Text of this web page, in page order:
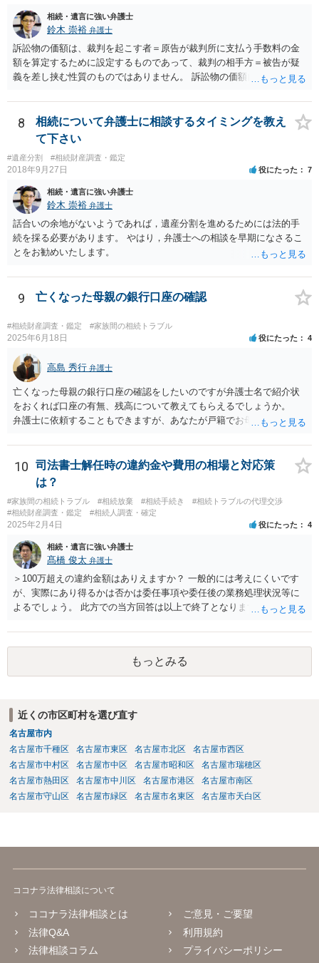
相続・遺言に強い弁護士
鈴木 崇裕 弁護士
訴訟物の価額は、裁判を起こす者＝原告が裁判所に支払う手数料の金
額を算定するために設定するものであって、裁判の相手方＝被告が疑
義を差し挟む性質のものではありません。 訴訟物の価額自体が裁判の
したとしても、変更されることはありません。
8
相続について弁護士に相談するタイミングを教え
て下さい
#遺産分割 #相続財産調査・鑑定
2018年9月27日 役にたった 7
相続・遺言に強い弁護士
鈴木 崇裕 弁護士
話合いの余地がないようであれば，遺産分割を進めるためには法的手
続を採る必要があります。 やはり，弁護士への相談を早期になさるこ
とをお勧めいたします。
9 亡くなった母親の銀行口座の確認
#相続財産調査・鑑定 #家族間の相続トラブル
2025年6月18日 役にたった 4
高島 秀行 弁護士
亡くなった母親の銀行口座の確認をしたいのですが弁護士名で紹介状
をおくれば口座の有無、残高について教えてもらえるでしょうか。
弁護士に依頼することもできますが、あなたが戸籍でお母さんの相続
高は教えてくれると思います。 自分ではよくわからないということ
であれば、弁護士に相談し依頼されたら良いと思います。
10
司法書士解任時の違約金や費用の相場と対応策
は？
#家族間の相続トラブル #相続放棄 #相続手続き
#相続トラブルの代理交渉
#相続財産調査・鑑定
#相続人調査・確定
2025年2月4日 役にたった 4
相続・遺言に強い弁護士
髙橋 俊太 弁護士
＞100万超えの違約金額はありえますか？ 一般的には考えにくいです
が、実際にあり得るかは否かは委任事項や委任後の業務処理状況等に
よるでしょう。 此方での当方回答は以上で終了となりますが、参考に
もっとみる
近くの市区町村を選び直す
名古屋市内
名古屋市千種区
名古屋市東区 名古屋市北区
名古屋市西区
名古屋市中村区
名古屋市中区 名古屋市昭和区
名古屋市瑞穂区
名古屋市熱田区
名古屋市中川区 名古屋市港区
名古屋市南区
名古屋市守山区
名古屋市緑区 名古屋市名東区 名古屋市天白区
ココナラ法律相談について
ココナラ法律相談とは
法律Q&A
法律相談コラム
ご意見・ご要望
利用規約
プライバシーポリシー